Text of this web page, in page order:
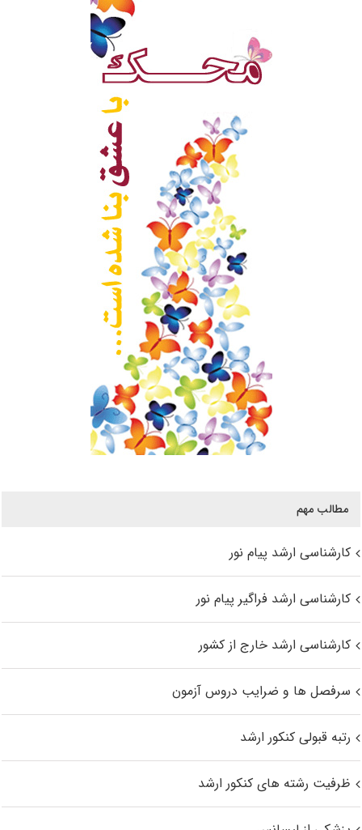
مطالب مهم
کارشناسی ارشد پیام نور
کارشناسی ارشد فراگیر پیام نور
کارشناسی ارشد خارج از کشور
سرفصل ها و ضرایب دروس آزمون
رتبه قبولی کنکور ارشد
ظرفیت رشته های کنکور ارشد